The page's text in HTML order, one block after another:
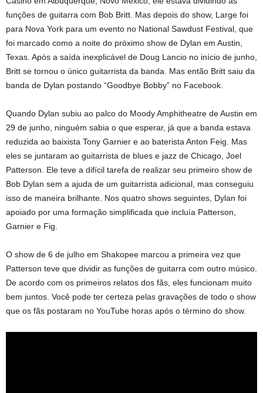
funções de guitarra com Bob Britt. Mas depois do show, Large foi
para Nova York para um evento no National Sawdust Festival, que
foi marcado como a noite do próximo show de Dylan em Austin,
Texas. Após a saída inexplicável de Doug Lancio no início de junho,
Britt se tornou o único guitarrista da banda. Mas então Britt saiu da
banda de Dylan postando “Goodbye Bobby” no Facebook.
Quando Dylan subiu ao palco do Moody Amphitheatre de Austin em
29 de junho, ninguém sabia o que esperar, já que a banda estava
reduzida ao baixista Tony Garnier e ao baterista Anton Feig. Mas
eles se juntaram ao guitarrista de blues e jazz de Chicago, Joel
Patterson. Ele teve a difícil tarefa de realizar seu primeiro show de
Bob Dylan sem a ajuda de um guitarrista adicional, mas conseguiu
isso de maneira brilhante. Nos quatro shows seguintes, Dylan foi
apoiado por uma formação simplificada que incluía Patterson,
Garnier e Fig.
O show de 6 de julho em Shakopee marcou a primeira vez que
Patterson teve que dividir as funções de guitarra com outro músico.
De acordo com os primeiros relatos dos fãs, eles funcionam muito
bem juntos. Você pode ter certeza pelas gravações de todo o show
que os fãs postaram no YouTube horas após o término do show.